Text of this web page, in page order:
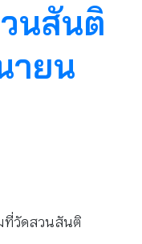
นสันติ
ายน
ที่วัดสวนสันติ